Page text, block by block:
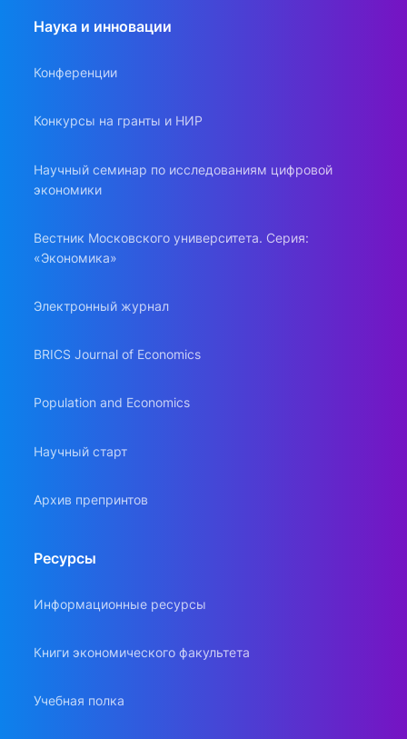
Наука и инновации
Конференции
Конкурсы на гранты и НИР
Научный семинар по исследованиям цифровой
экономики
Вестник Московского университета. Серия:
«Экономика»
Электронный журнал
BRICS Journal of Economics
Population and Economics
Научный старт
Архив препринтов
Ресурсы
Информационные ресурсы
Книги экономического факультета
Учебная полка